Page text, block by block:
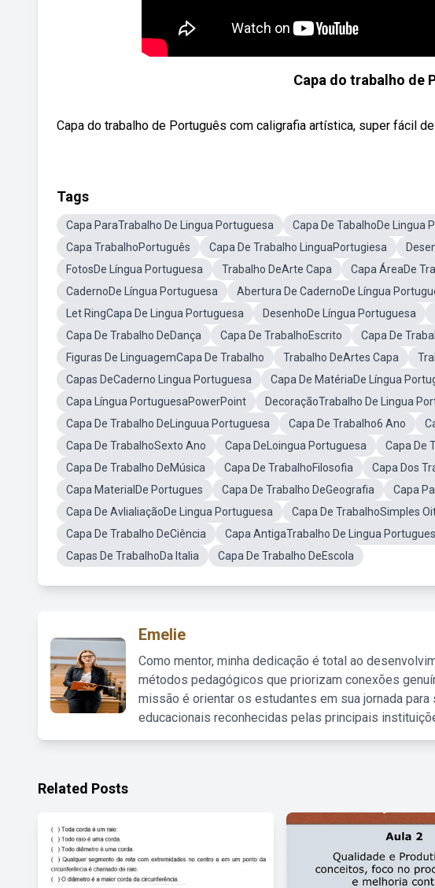
Capa do trabalho de
Capa do trabalho de Português com caligrafia artística, super fácil
Tags
Capa ParaTrabalho De Lingua Portuguesa Capa De TabalhoDe Lingua
Capa TrabalhoPortuguês
Capa De Trabalho LinguaPortugiesa
FotosDe Língua Portuguesa
Trabalho DeArte Capa Capa ÁreaDe
CadernoDe Língua Portuguesa
Abertura De CadernoDe Língua
Let RingCapa De Lingua Portuguesa
DesenhoDe Língua Portuguesa
Capa De Trabalho DeDança
Capa De TrabalhoEscrito Capa De
Figuras De LinguagemCapa De Trabalho
Trabalho DeArtes Capa
Capas DeCaderno Lingua Portuguesa
Capa De MatériaDe Língua
Capa Língua PortuguesaPowerPoint
DecoraçãoTrabalho De Lingua
Capa De Trabalho DeLinguua Portuguesa
Capa De Trabalho6 Ano
Capa De TrabalhoSexto Ano
Capa DeLoingua Portuguesa Capa De
Capa De Trabalho DeMúsica
Capa De TrabalhoFilosofia
Capa Dos
Capa MaterialDe Portugues
Capa De Trabalho DeGeografia
Capa
Capa De AvlialiaçãoDe Lingua Portuguesa
Capa De TrabalhoSimples
Capa De Trabalho DeCiência
Capa AntigaTrabalho De Lingua
Capas De TrabalhoDa Italia
Capa De Trabalho DeEscola
Emelie
Como mentor, minha dedicação é total ao
métodos pedagógicos que priorizam conexões
missão é orientar os estudantes em sua jornada
educacionais reconhecidas pelas principais
Related Posts